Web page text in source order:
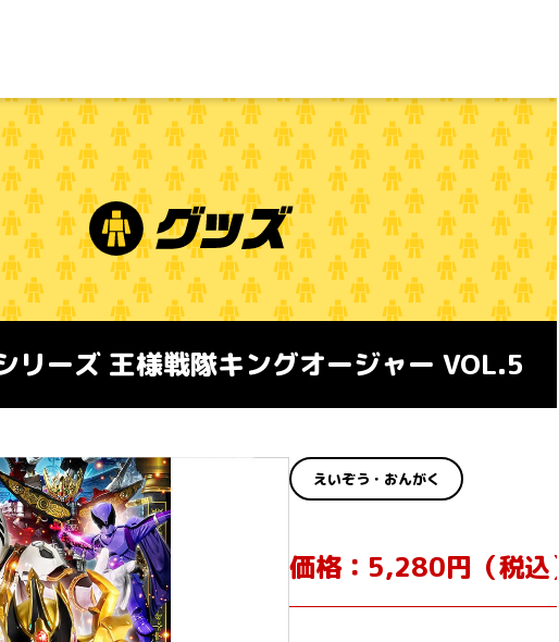
ーズ 王様戦隊キングオージャー VOL.5
えいぞう・おんがく
価格：5,280円（税込）